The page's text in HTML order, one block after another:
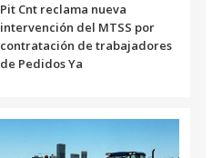
Pit Cnt reclama nueva
intervención del MTSS por
contratación de trabajadores
de Pedidos Ya